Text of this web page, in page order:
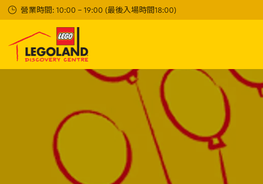
Skip
to
content
營業時間: 10:00 - 19:00 (最後入場時間18:00)